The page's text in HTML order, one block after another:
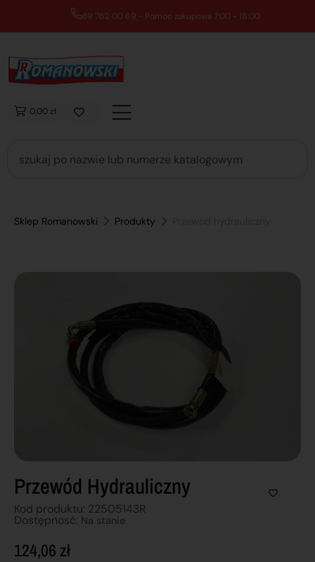
89 762 00 69 - Pomoc zakupowa 7:00 - 16:00
0,00 zł
Sklep Romanowski Produkty
Przewód Hydrauliczny
Kod produktu: 22505143R
Dostępnosć: Na stanie
124,06 zł